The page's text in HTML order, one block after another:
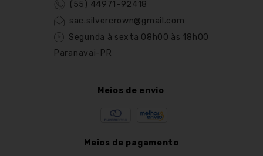
(55) 44971-92418
sac.silvercrown@gmail.com
Segunda à sexta 08h00 às 18h00
Paranavai-PR
Meios de envio
Meios de pagamento